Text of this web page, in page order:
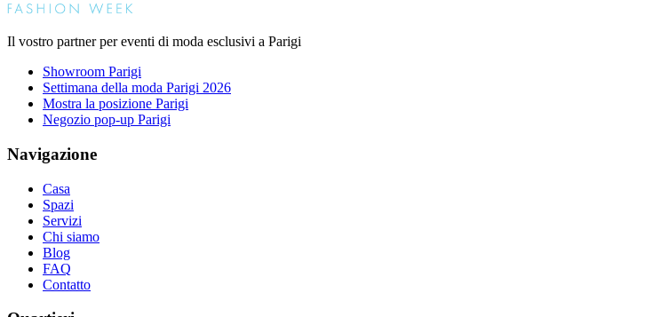
Il vostro partner per eventi di moda esclusivi a Parigi
Showroom Parigi
Settimana della moda Parigi 2026
Mostra la posizione Parigi
Negozio pop-up Parigi
Navigazione
Casa
Spazi
Servizi
Chi siamo
Blog
FAQ
Contatto